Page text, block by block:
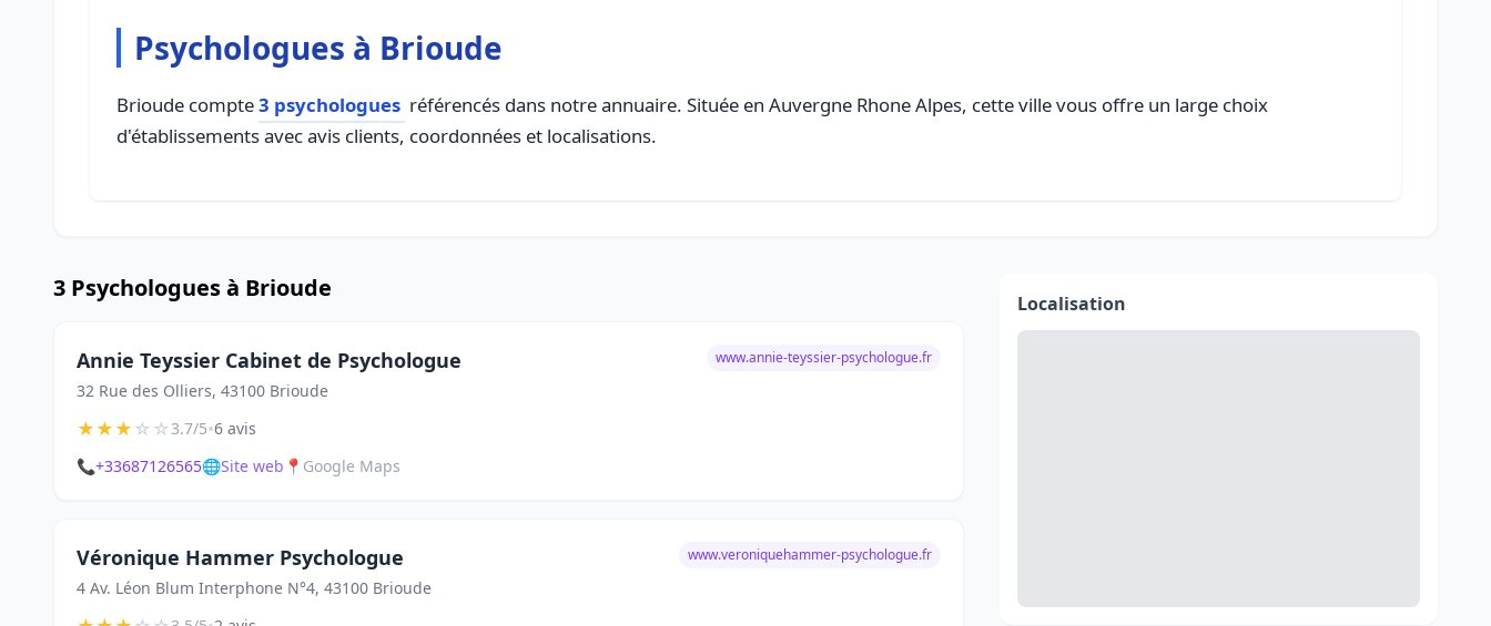
Psychologues à Brioude
Brioude compte3 psychologues référencés dans notre annuaire. Située en Auvergne Rhone Alpes, cette ville vous offre un large choix
d'établissements avec avis clients, coordonnées et localisations.
3 Psychologues à Brioude
Annie Teyssier Cabinet de Psychologue
32 Rue des Olliers, 43100 Brioude
www.annie-teyssier-psychologue.fr
★★★☆☆3.7/5•6 avis
📞+33687126565🌐Site web 📍 Google Maps
Véronique Hammer Psychologue
4 Av. Léon Blum Interphone N°4, 43100 Brioude
www.veroniquehammer-psychologue.fr
Localisation